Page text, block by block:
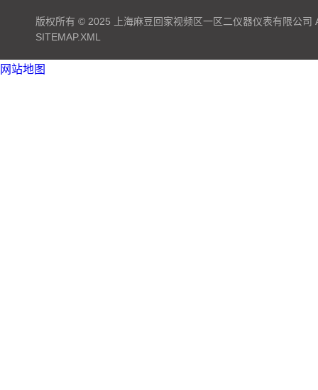
版权所有 © 2025 上海麻豆回家视频区一区二仪器仪表有限公司
SITEMAP.XML
网站地图